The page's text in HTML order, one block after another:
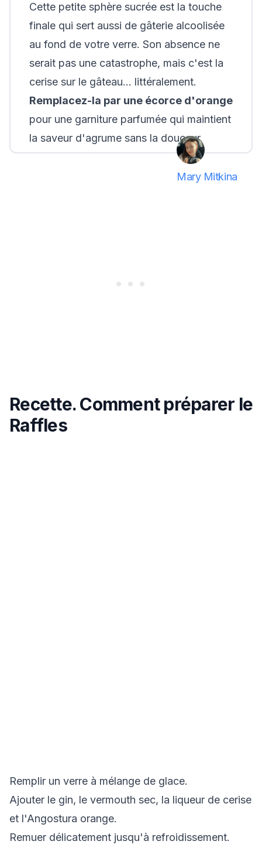
Cette petite sphère sucrée est la touche
finale qui sert aussi de gâterie alcoolisée
au fond de votre verre. Son absence ne
serait pas une catastrophe, mais c'est la
cerise sur le gâteau... littéralement.
Remplacez-la par une écorce d'orange
pour une garniture parfumée qui maintient
la saveur d'agrume sans la douceur.
Mary Mitkina
Recette. Comment préparer le
Raffles
Remplir un verre à mélange de glace.
Ajouter le gin, le vermouth sec, la liqueur de cerise
et l'Angostura orange.
Remuer délicatement jusqu'à refroidissement.